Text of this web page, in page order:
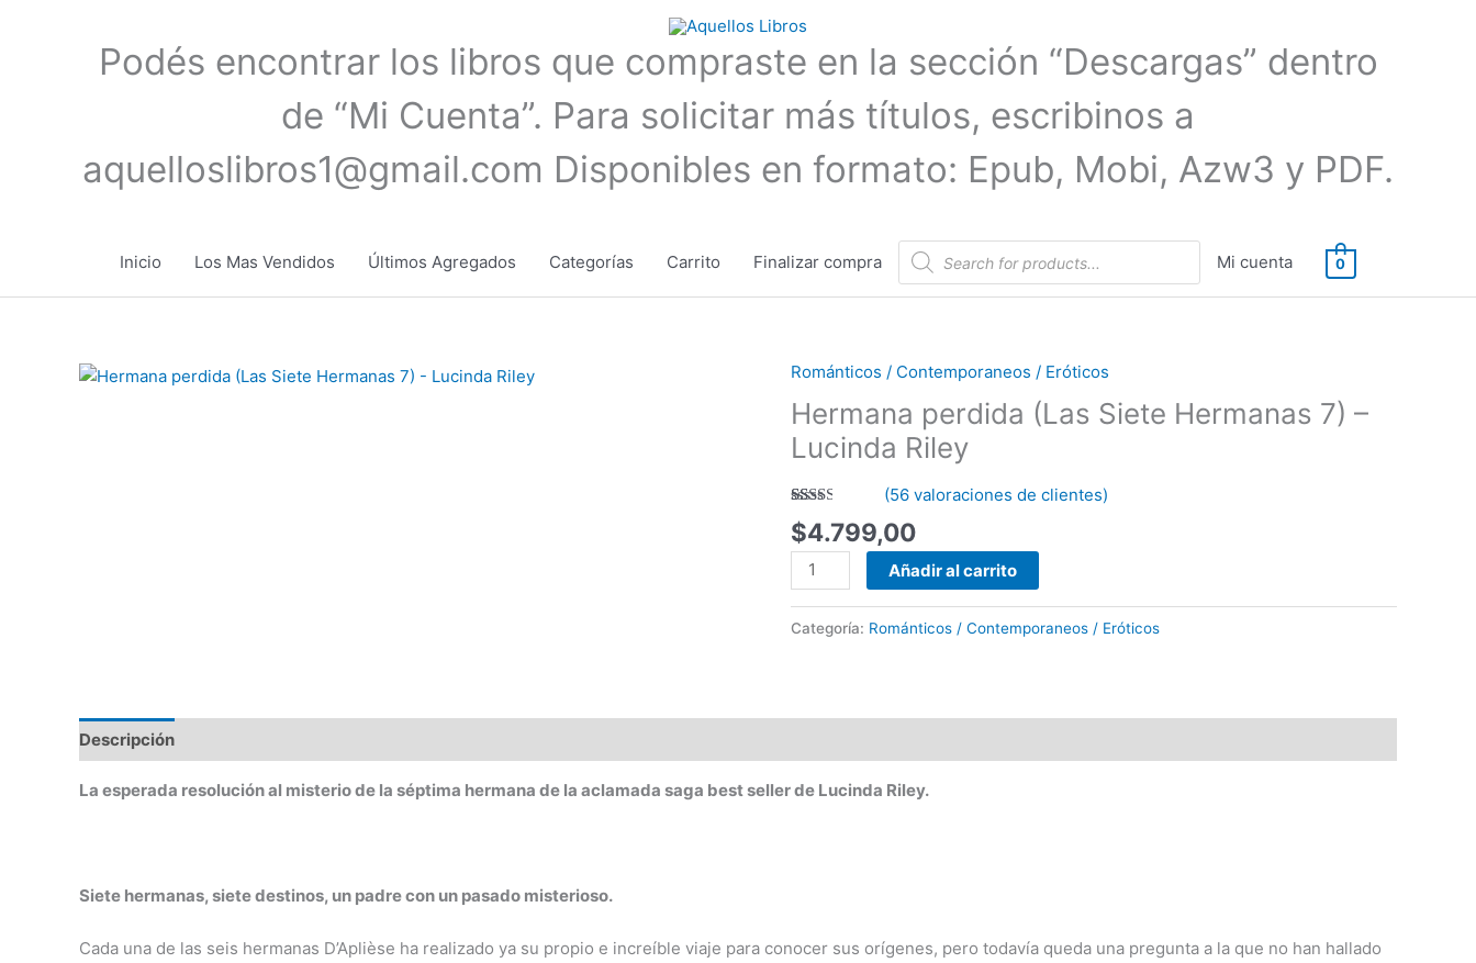
Podés encontrar los libros que compraste en la sección “Descargas” dentro
de “Mi Cuenta”. Para solicitar más títulos, escribinos a
aquelloslibros1@gmail.com Disponibles en formato: Epub, Mobi, Azw3 y PDF.
Inicio Los Mas Vendidos Últimos Agregados Categorías Carrito Finalizar compra
Búsqueda
de
productos
Mi cuenta 0
Románticos / Contemporaneos / Eróticos
Hermana perdida (Las Siete Hermanas 7) –
Lucinda Riley
Valorado
con
2.34
de 5
en
35
valoraciones
(56 valoraciones de clientes)
$4.799,00
Hermana
perdida
(Las
Siete
7)
-
Lucinda
Riley
cantidad
Añadir al carrito
Categoría: Románticos / Contemporaneos / Eróticos
Descripción
La esperada resolución al misterio de la séptima hermana de la aclamada saga best seller de Lucinda Riley.
Siete hermanas, siete destinos, un padre con un pasado misterioso.
Cada una de las seis hermanas D’Aplièse ha realizado ya su propio e increíble viaje para conocer sus orígenes, pero todavía queda una pregunta a la que no han hallado